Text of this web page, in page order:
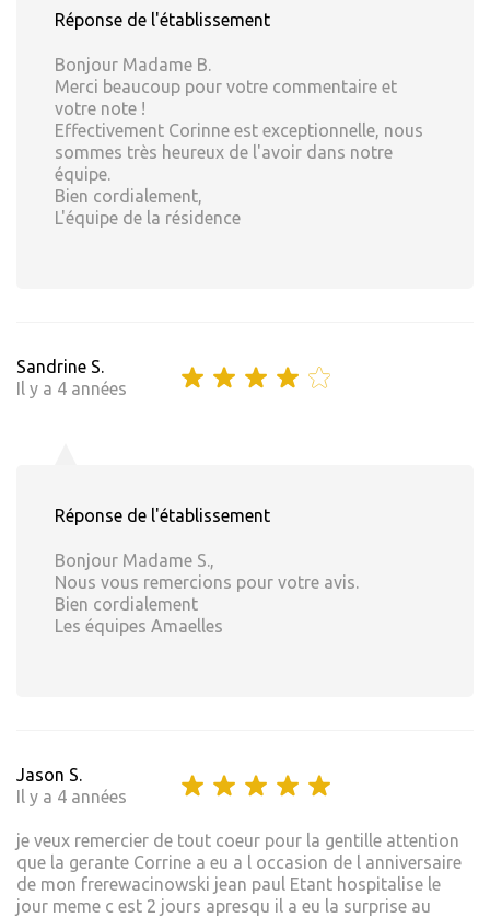
Réponse de l'établissement
Bonjour Madame B.
Merci beaucoup pour votre commentaire et
votre note !
Effectivement Corinne est exceptionnelle, nous
sommes très heureux de l'avoir dans notre
équipe.
Bien cordialement,
L'équipe de la résidence
Sandrine S.
Il y a 4 années
Réponse de l'établissement
Bonjour Madame S.,
Nous vous remercions pour votre avis.
Bien cordialement
Les équipes Amaelles
Jason S.
Il y a 4 années
je veux remercier de tout coeur pour la gentille attention
que la gerante Corrine a eu a l occasion de l anniversaire
de mon frerewacinowski jean paul Etant hospitalise le
jour meme c est 2 jours apresqu il a eu la surprise au